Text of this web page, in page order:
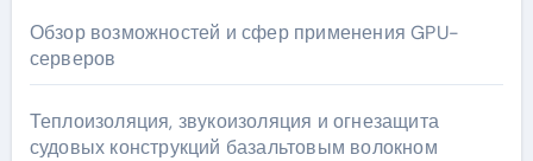
Обзор возможностей и сфер применения GPU-
серверов
Теплоизоляция, звукоизоляция и огнезащита
судовых конструкций базальтовым волокном